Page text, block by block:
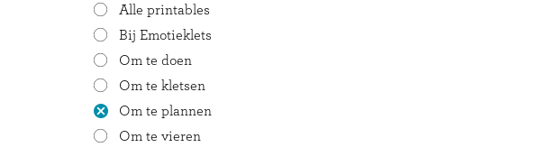
Alle printables
Bij Emotieklets
Om te doen
Om te kletsen
Om te plannen
Om te vieren